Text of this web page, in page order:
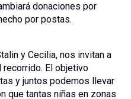
donaciones por
por postas.
y Cecilia, nos invitan a
El objetivo
y juntos podemos llevar
que tantas niñas en zonas